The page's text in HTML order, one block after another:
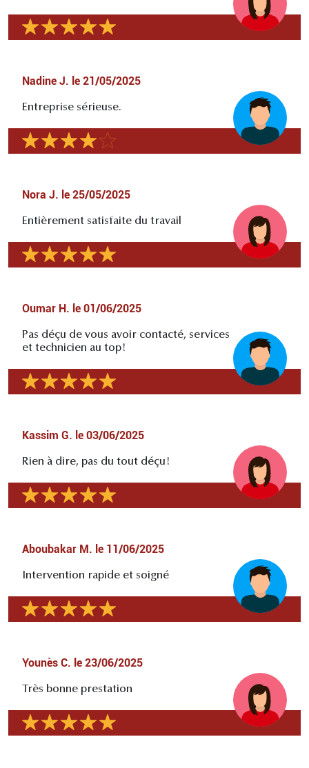
Nadine J. le 21/05/2025
Entreprise sérieuse.
Nora J. le 25/05/2025
Entièrement satisfaite du travail
Oumar H. le 01/06/2025
Pas déçu de vous avoir contacté, services
et technicien au top!
Kassim G. le 03/06/2025
Rien à dire, pas du tout déçu!
Aboubakar M. le 11/06/2025
Intervention rapide et soigné
Younès C. le 23/06/2025
Très bonne prestation